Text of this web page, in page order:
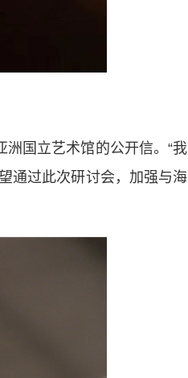
国立艺术馆的公开信。“我
通过此次研讨会，加强与海